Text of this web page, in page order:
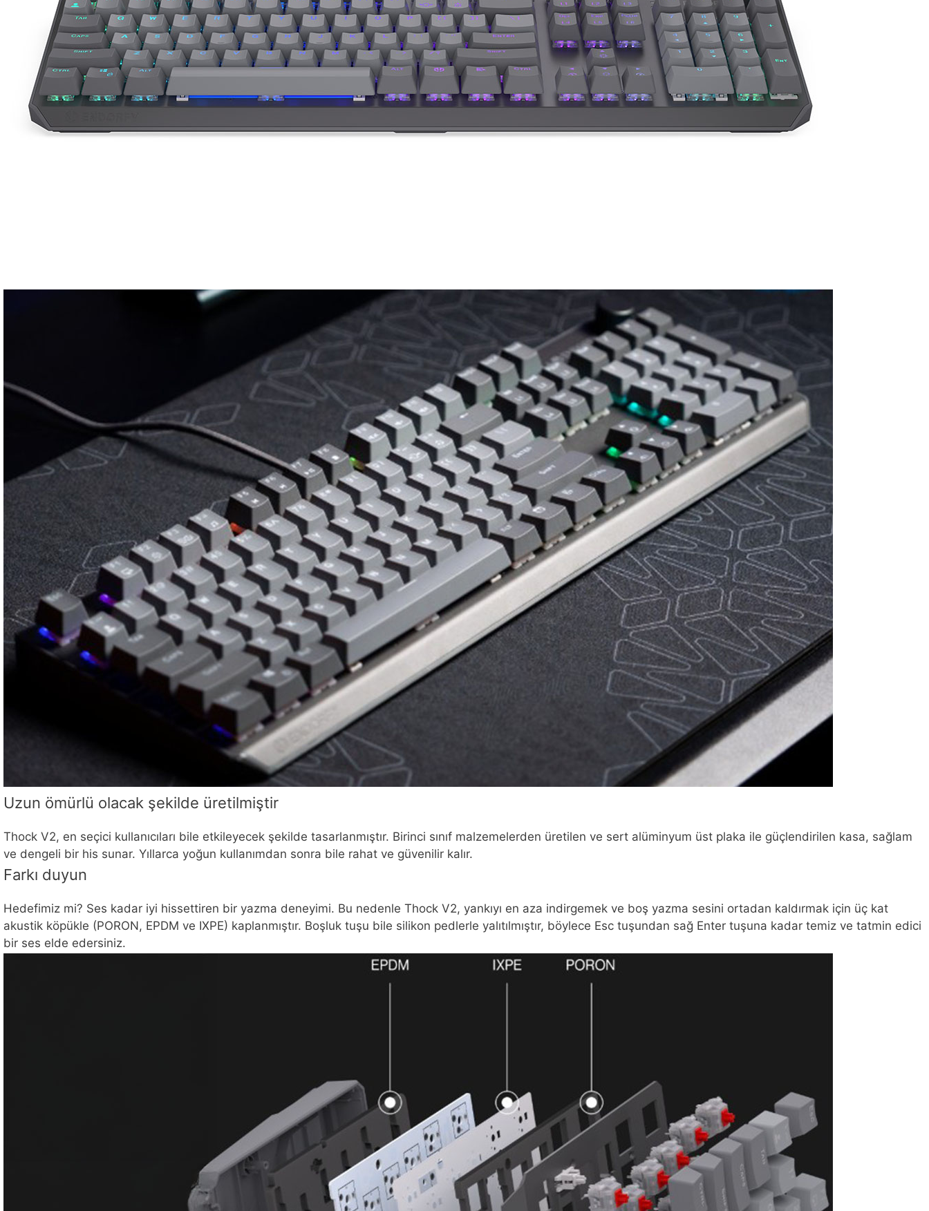
Uzun ömürlü olacak şekilde üretilmiştir
Thock V2, en seçici kullanıcıları bile etkileyecek şekilde tasarlanmıştır. Birinci sınıf malzemelerden üretilen ve sert alüminyum üst plaka ile güçlendirilen kasa, sağlam
ve dengeli bir his sunar. Yıllarca yoğun kullanımdan sonra bile rahat ve güvenilir kalır.
Farkı duyun
Hedefimiz mi? Ses kadar iyi hissettiren bir yazma deneyimi. Bu nedenle Thock V2, yankıyı en aza indirgemek ve boş yazma sesini ortadan kaldırmak için üç kat
akustik köpükle (PORON, EPDM ve IXPE) kaplanmıştır. Boşluk tuşu bile silikon pedlerle yalıtılmıştır, böylece Esc tuşundan sağ Enter tuşuna kadar temiz ve tatmin edici
bir ses elde edersiniz.